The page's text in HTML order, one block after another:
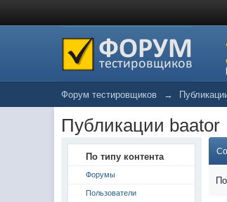
Форум тестировщиков →
Публикации baator
По типу контента
Форумы
Пользователи